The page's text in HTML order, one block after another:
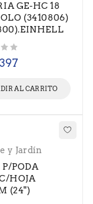
GE-HC 18
(3410806)
AL CARRITO
y Jardín
P/PODA
HOJA
(24")